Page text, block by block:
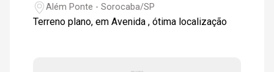
Além Ponte - Sorocaba/SP
Terreno plano, em Avenida , ótima localização